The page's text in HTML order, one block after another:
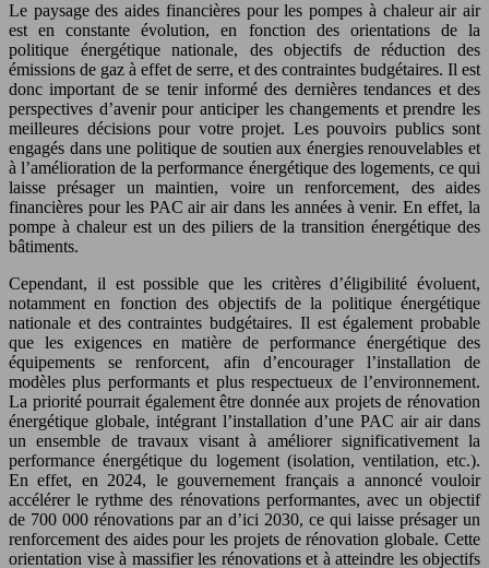
Le paysage des aides financières pour les pompes à chaleur air air
est en constante évolution, en fonction des orientations de la
politique énergétique nationale, des objectifs de réduction des
émissions de gaz à effet de serre, et des contraintes budgétaires. Il est
donc important de se tenir informé des dernières tendances et des
perspectives d’avenir pour anticiper les changements et prendre les
meilleures décisions pour votre projet. Les pouvoirs publics sont
engagés dans une politique de soutien aux énergies renouvelables et
à l’amélioration de la performance énergétique des logements, ce qui
laisse présager un maintien, voire un renforcement, des aides
financières pour les PAC air air dans les années à venir. En effet, la
pompe à chaleur est un des piliers de la transition énergétique des
bâtiments.
Cependant, il est possible que les critères d’éligibilité évoluent,
notamment en fonction des objectifs de la politique énergétique
nationale et des contraintes budgétaires. Il est également probable
que les exigences en matière de performance énergétique des
équipements se renforcent, afin d’encourager l’installation de
modèles plus performants et plus respectueux de l’environnement.
La priorité pourrait également être donnée aux projets de rénovation
énergétique globale, intégrant l’installation d’une PAC air air dans
un ensemble de travaux visant à améliorer significativement la
performance énergétique du logement (isolation, ventilation, etc.).
En effet, en 2024, le gouvernement français a annoncé vouloir
accélérer le rythme des rénovations performantes, avec un objectif
de 700 000 rénovations par an d’ici 2030, ce qui laisse présager un
renforcement des aides pour les projets de rénovation globale. Cette
orientation vise à massifier les rénovations et à atteindre les objectifs